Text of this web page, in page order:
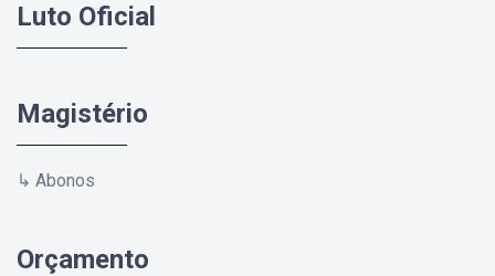
Luto Oficial
Magistério
↳ Abonos
Orçamento